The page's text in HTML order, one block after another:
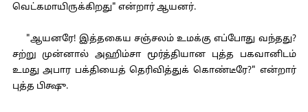
வெட்கமாயிருக்கிறது" என்றார் ஆயனர்.
"ஆயனரே! இத்தகைய சஞ்சலம் உமக்கு எப்போது வந்தது?
சற்று முன்னால் அஹிம்சா மூர்த்தியான புத்த பகவானிடம்
உமது அபார பக்தியைத் தெரிவித்துக் கொண்டீரே?" என்றார்
புத்த பிக்ஷு.